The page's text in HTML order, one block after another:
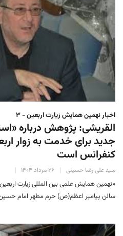
اخبار نهمین همایش زیارت اربعین - ۳
القریشی: پژوهش‌ درباره
جدید برای خدمت به زوار
کنفرانس است
سید علی رضا حسینی ۲۶ مرداد ۱۴۰۴
سالن پیامبر اعظم(ص) حرم مطهر امام